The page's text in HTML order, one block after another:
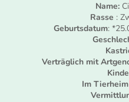
Name:
Rasse :
Geburtsdatum:
Verträglich mit
Im